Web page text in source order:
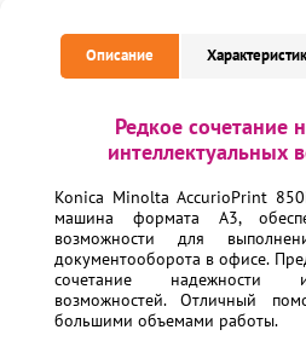
Описание
Редкое сочетание
интеллектуальных
Konica Minolta AccurioPrint
машина формата А3,
возможности для
документооборота в офисе.
сочетание надежности и
возможностей. Отличный
большими объемами работы.